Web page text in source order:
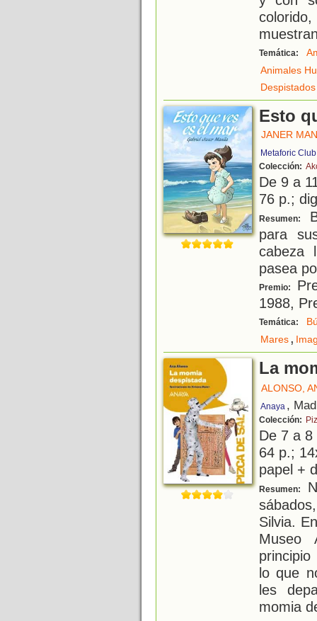
Temática:
Animales
Despistados
Esto
JANER
Metaforic
Colección:
De 9 a
76 p.;
Resumen:
para
cabeza
pasea
Premio:
1988,
Temática:
Mares,
La
ALONSO,
Anaya ,
Colección:
De 7 a
64 p.;
papel +
Resumen:
Silvia.
Museo
lo que
les
momia